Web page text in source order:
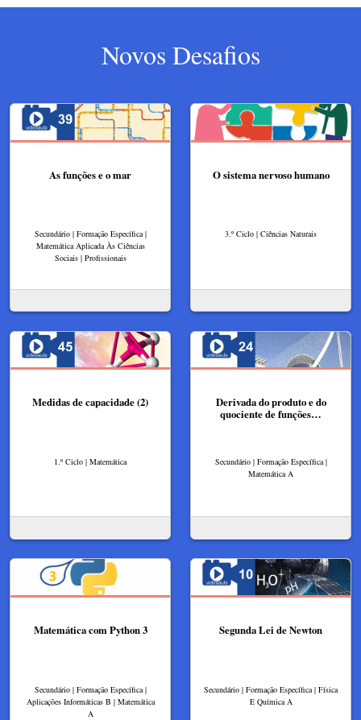
Novos Desafios
As funções e o mar
Secundário | Formação Específica |
Matemática Aplicada Às Ciências
Sociais | Profissionais
O sistema nervoso humano
3.º Ciclo | Ciências Naturais
Medidas de capacidade (2)
1.º Ciclo | Matemática
Derivada do produto e do
quociente de funções…
Secundário | Formação Específica |
Matemática A
Matemática com Python 3
Secundário | Formação Específica |
Aplicações Informáticas B | Matemática
A
Segunda Lei de Newton
Secundário | Formação Específica | Física
E Química A